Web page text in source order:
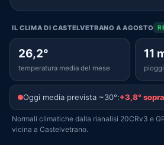
IL CLIMA DI CASTELVETRANO A AGOSTO
26,2°
temperatura media del mese
11
Oggi media prevista ~30°:+3,8°
Normali climatiche dalla rianalisi 20CRv3 e
vicina a Castelvetrano.